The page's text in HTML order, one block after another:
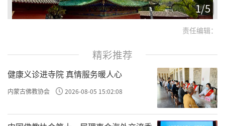
1/5
责任编辑：
精彩推荐
健康义诊进寺院 真情服务暖人心
内蒙古佛教协会 2026-08-05 15:02:08